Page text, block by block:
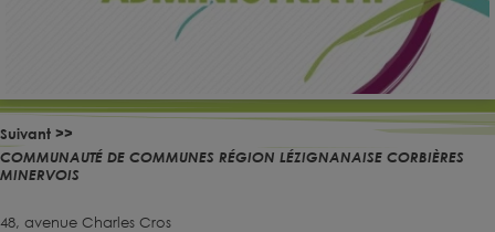
Suivant >>
COMMUNAUTÉ DE COMMUNES RÉGION LÉZIGNANAISE CORBIÈRES
MINERVOIS
48, avenue Charles Cros